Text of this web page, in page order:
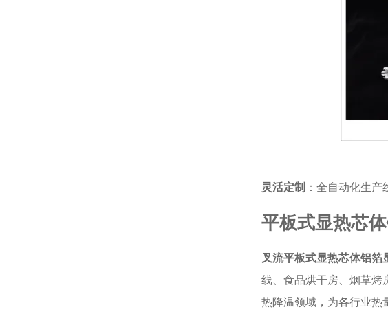
灵活定制 ：全自动化生
平板式显热芯
叉流平板式显热芯体铝箔
线、食品烘干房、烟草烤
热降温领域，为各行业热